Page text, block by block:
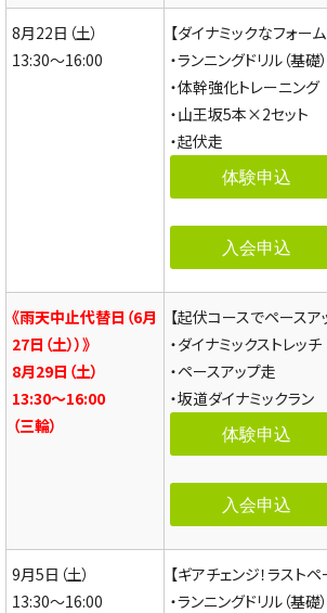
8月22日（土）
13:30～16:00
【ダイナミックなフォー
・ランニングドリル（基礎）
・体幹強化トレーニング
・山王坂5本×2セット
・起伏走
体験申込
入会申込
《雨天中止代替日（6月
27日（土））》
8月29日（土）
13:30～16:00
（三輪）
【起伏コースでペースア
・ダイナミックストレッチ
・ペースアップ走
・坂道ダイナミックラン
体験申込
入会申込
9月5日（土）
13:30～16:00
【ギアチェンジ！ラスト
・ランニングドリル（基礎）